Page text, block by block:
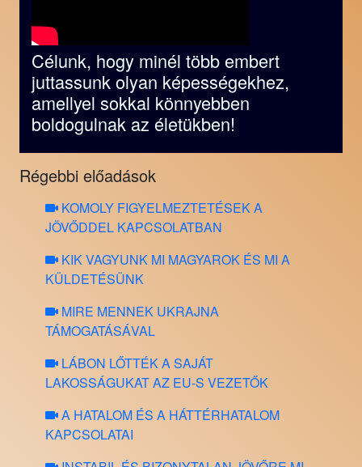
Célunk, hogy minél több embert
juttassunk olyan képességekhez,
amellyel sokkal könnyebben
boldogulnak az életükben!
Régebbi előadások
KOMOLY FIGYELMEZTETÉSEK A
JÖVŐDDEL KAPCSOLATBAN
KIK VAGYUNK MI MAGYAROK ÉS MI A
KÜLDETÉSÜNK
MIRE MENNEK UKRAJNA
TÁMOGATÁSÁVAL
LÁBON LŐTTÉK A SAJÁT
LAKOSSÁGUKAT AZ EU-S VEZETŐK
A HATALOM ÉS A HÁTTÉRHATALOM
KAPCSOLATAI